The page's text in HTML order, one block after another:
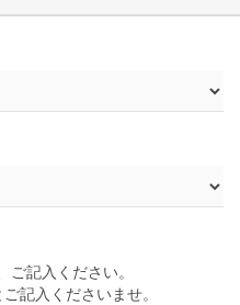
記入ください。
記入くださいませ。